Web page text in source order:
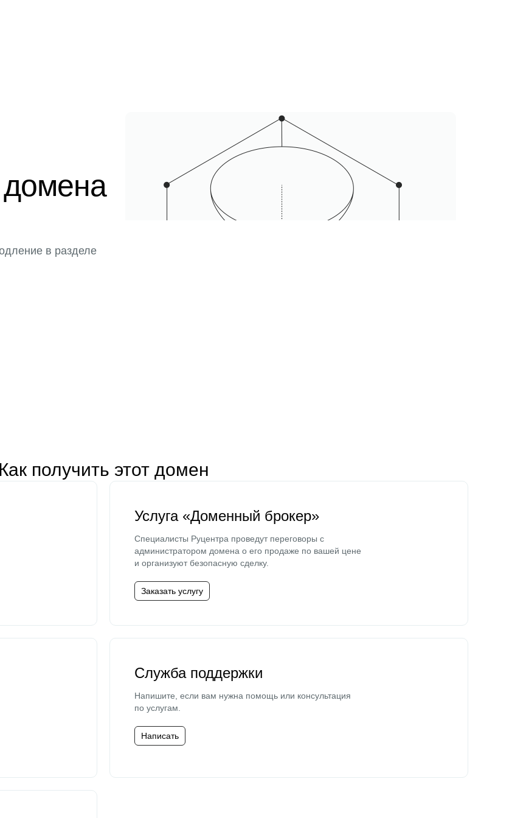
домена
в разделе
Как получить этот домен
Услуга «Доменный брокер»
Специалисты Руцентра проведут переговоры с
администратором домена о его продаже по вашей цене
и организуют безопасную сделку.
Заказать услугу
Служба поддержки
Напишите, если вам нужна помощь или консультация
по услугам.
Написать